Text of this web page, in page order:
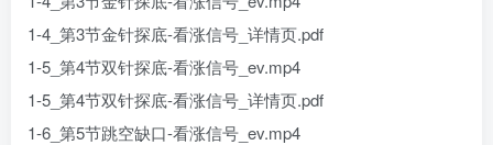
1-4_第3节金针探底-看涨信号_详情页.pdf
1-5_第4节双针探底-看涨信号_ev.mp4
1-5_第4节双针探底-看涨信号_详情页.pdf
1-6_第5节跳空缺口-看涨信号_ev.mp4